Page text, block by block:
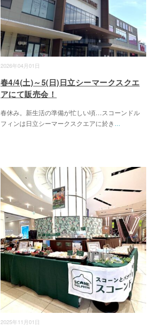
2026年04月01日
春4/4(土)～5(日)日立シーマークスクエ
アにて販売会！
春休み。新生活の準備が忙しい頃…スコーンドル
フィンは日立シーマークスクエアに於き ...
2025年11月01日